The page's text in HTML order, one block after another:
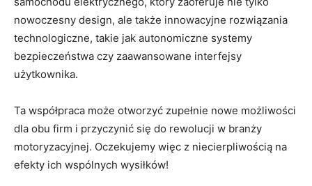
nowoczesny ​design, ale także innowacyjne rozwiązania
⁣technologiczne, ‍takie jak autonomiczne systemy
bezpieczeństwa czy zaawansowane interfejsy
⁤użytkownika.
Ta współpraca⁢ może otworzyć‌ zupełnie nowe możliwości
dla obu firm i‌ przyczynić‌ się do ​rewolucji⁣ w branży‍
motoryzacyjnej. ​Oczekujemy⁢ więc z niecierpliwością na
efekty ich wspólnych wysiłków!